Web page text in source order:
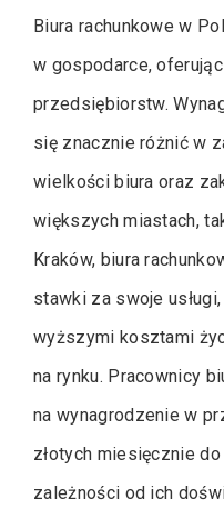
Biura rachunkowe w
w gospodarce,
przedsiębiorstw.
się znacznie różnić w
wielkości biura oraz
większych miastach,
Kraków, biura
stawki za swoje
wyższymi kosztami
na rynku. Pracownicy
na wynagrodzenie w
złotych miesięcznie
zależności od ich